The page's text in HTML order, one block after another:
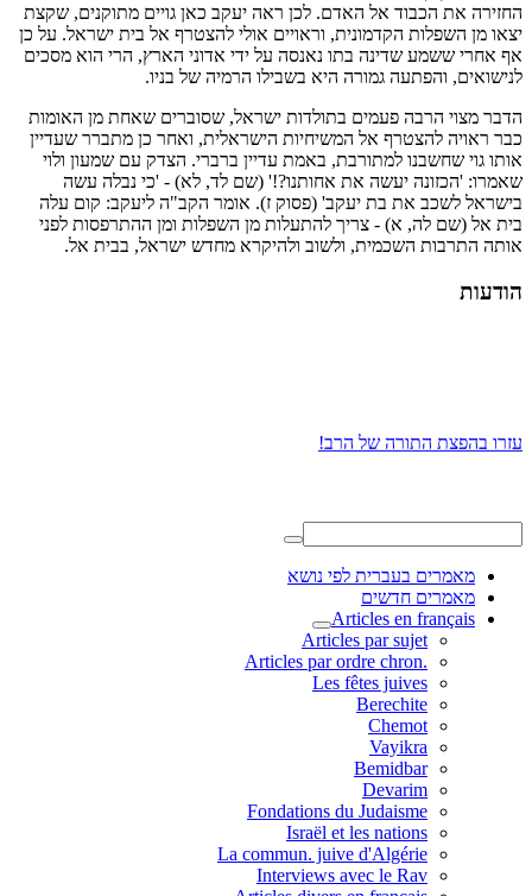
החזירה את הכבוד אל האדם. לכן ראה יעקב כאן גויים מתוקנים, שקצת
יצאו מן השפלות הקדמונית, וראויים אולי להצטרף אל בית ישראל. על כן
אף אחרי ששמע שדינה בתו נאנסה על ידי אדוני הארץ, הרי הוא מסכים
לנישואים, והפתעה גמורה היא בשבילו הרמיה של בניו.
הדבר מצוי הרבה פעמים בתולדות ישראל, שסוברים שאחת מן האומות
כבר ראויה להצטרף אל המשיחיות הישראלית, ואחר כן מתברר שעדיין
אותו גוי שחשבנו למתורבת, באמת עדיין ברברי. הצדק עם שמעון ולוי
שאמרו: 'הכזונה יעשה את אחותנו?!' (שם לד, לא) - 'כי נבלה עשה
בישראל לשכב את בת יעקב' (פסוק ז). אומר הקב"ה ליעקב: קום עלה
בית אל (שם לה, א) - צריך להתעלות מן השפלות ומן ההתרפסות לפני
אותה התרבות השכמית, ולשוב ולהיקרא מחדש ישראל, בבית אל.
הודעות
עזרו בהפצת התורה של הרב!
מאמרים בעברית לפי נושא
מאמרים חדשים
Articles en français
Articles par sujet
.Articles par ordre chron
Les fêtes juives
Berechite
Chemot
Vayikra
Bemidbar
Devarim
Fondations du Judaisme
Israël et les nations
La commun. juive d'Algérie
Interviews avec le Rav